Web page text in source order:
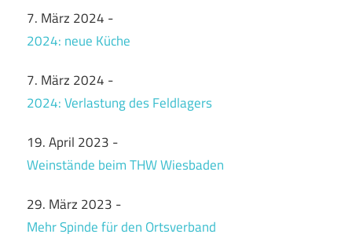
7. März 2024 -
2024: neue Küche
7. März 2024 -
2024: Verlastung des Feldlagers
19. April 2023 -
Weinstände beim THW Wiesbaden
29. März 2023 -
Mehr Spinde für den Ortsverband